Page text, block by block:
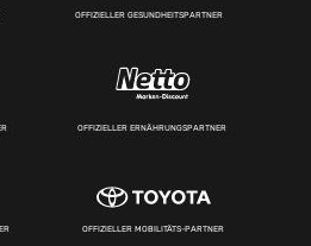
OFFIZIELLER GESUNDHEITSPARTNER
OFFIZIELLER ERNÄHRUNGSPARTNER
OFFIZIELLER MOBILITÄTS-PARTNER